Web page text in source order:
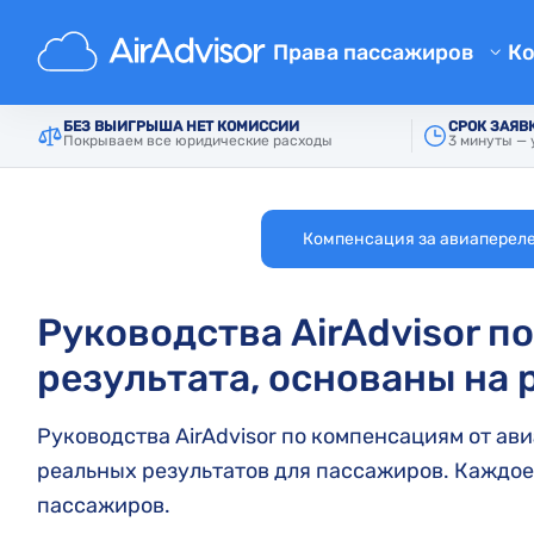
Права пассажиров
Компенсация за задержку
Компенсация за отмену
Компенсация за отказ в
Жалобы на авиакомпании
Забастовка в авиалинии
БЕЗ ВЫИГРЫША НЕТ КОМИССИИ
Покрываем все юридические расходы
СРОК
3 минуты —
Главная Авиалинии
Список авиалиний
Компенсация за
Руководства AirAdvisor
результата, основаны на
Руководства AirAdvisor по компенсациям от
реальных результатов для пассажиров.
пассажиров.